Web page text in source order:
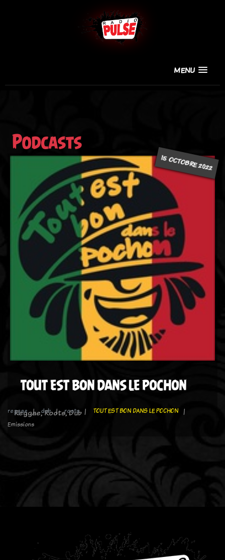
MENU
Podcasts
15 OCTOBRE 2022
TOUT EST BON DANS LE POCHON
Reggae, Roots, Dub
reggae dub roots
TOUT EST BON DANS LE POCHON
Emissions